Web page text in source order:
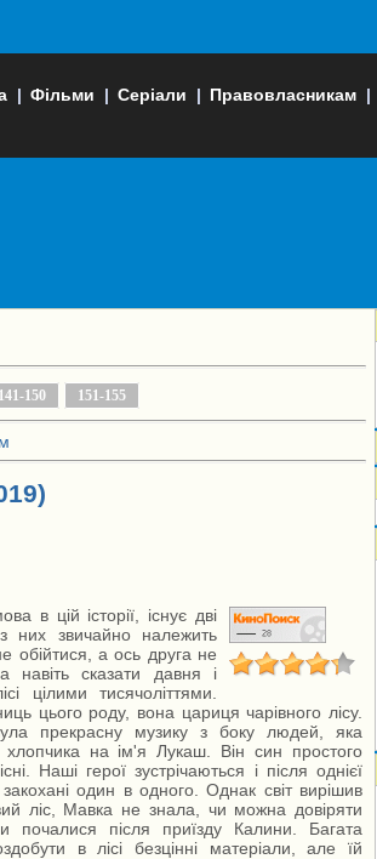
| Фільми | Серіали | Правовласникам |
141-150 151-155
в цій історії, існує дві
з них звичайно належить
обійтися, а ось друга не
навіть сказати давня і
цілими тисячоліттями.
цього роду, вона цариця чарівного лісу.
прекрасну музику з боку людей, яка
хлопчика на ім'я Лукаш. Він син простого
Наші герої зустрічаються і після однієї
один в одного. Однак світ вирішив
ліс, Мавка не знала, чи можна довіряти
почалися після приїзду Калини. Багата
в лісі безцінні матеріали, але їй